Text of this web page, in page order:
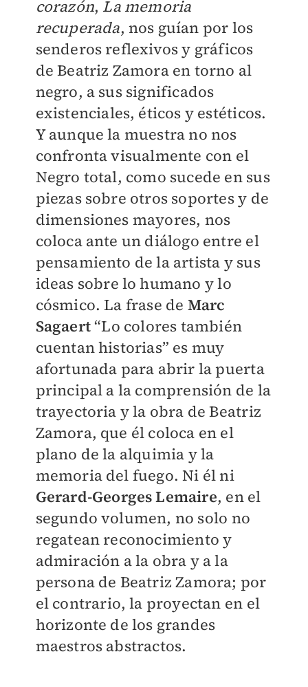
corazón, La memoria
recuperada, nos guían por los
senderos reflexivos y gráficos
de Beatriz Zamora en torno al
negro, a sus significados
existenciales, éticos y estéticos.
Y aunque la muestra no nos
confronta visualmente con el
Negro total, como sucede en sus
piezas sobre otros soportes y de
dimensiones mayores, nos
coloca ante un diálogo entre el
pensamiento de la artista y sus
ideas sobre lo humano y lo
cósmico. La frase de Marc
Sagaert“Lo colores también
cuentan historias” es muy
afortunada para abrir la puerta
principal a la comprensión de la
trayectoria y la obra de Beatriz
Zamora, que él coloca en el
plano de la alquimia y la
memoria del fuego. Ni él ni
Gerard-Georges Lemaire, en el
segundo volumen, no solo no
regatean reconocimiento y
admiración a la obra y a la
persona de Beatriz Zamora; por
el contrario, la proyectan en el
horizonte de los grandes
maestros abstractos.